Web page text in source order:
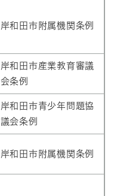
岸和田市附属機関条例
岸和田市産業教育審議
会条例
岸和田市青少年問題協
議会条例
岸和田市附属機関条例